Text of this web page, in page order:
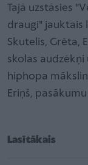
Tajā uzstāsies
draugi" jauktais
Skutelis, Grēta,
skolas audzēkņi
hiphopa
Eriņš,
Lasītākais